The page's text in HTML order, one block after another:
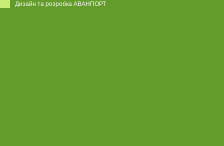
Дизайн та розробка АВАНПОРТ